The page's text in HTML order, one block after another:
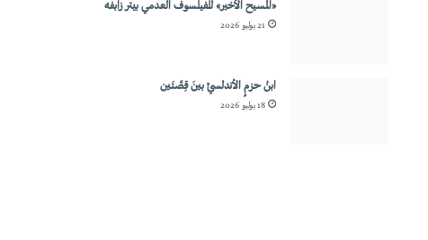
«المسيح الأخير» للفيلسوف العدمي بيتر زابفه
21 يوليو 2026
ابنُ حزمٍ الأندلسيِّ بينَ قِصَّتَين
18 يوليو 2026